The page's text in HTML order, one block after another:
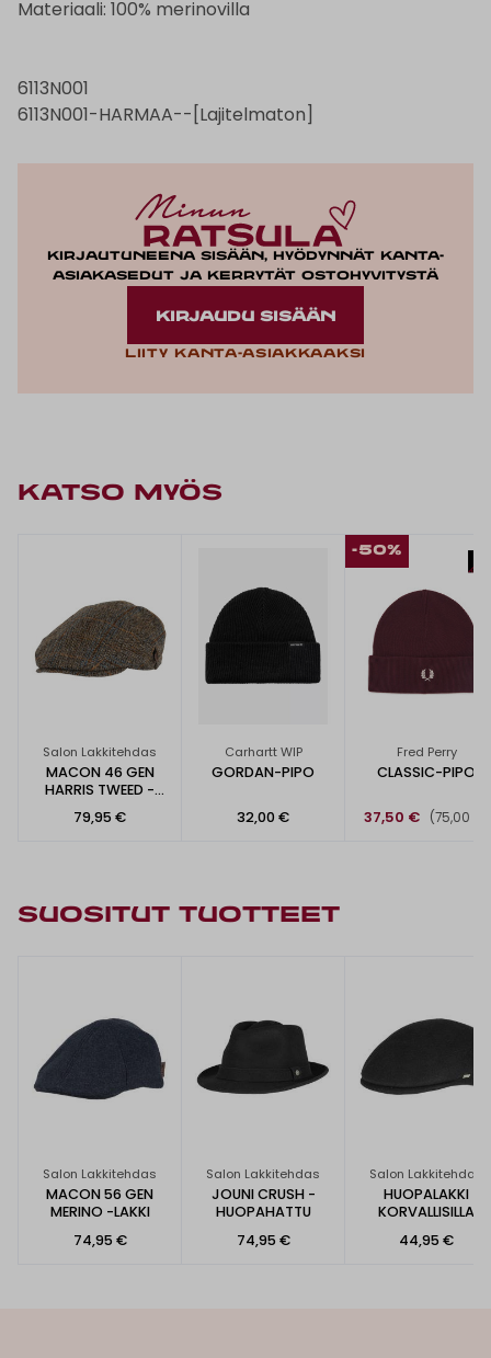
Materiaali: 100% merinovilla
6113N001
6113N001-HARMAA--[Lajitelmaton]
Kirjautuneena sisään, hyödynnät kanta-
asiakasedut ja kerrytät ostohyvitystä
KIRJAUDU SISÄÄN
Liity kanta-asiakkaaksi
KATSO MYÖS
Salon Lakkitehdas
MACON 46 GEN
HARRIS TWEED -
79,95 €
Carhartt WIP
GORDAN-PIPO
32,00 €
-50%
Fred Perry
CLASSIC-PIPO
37,50 € (75,00 €)
SUOSITUT TUOTTEET
Salon Lakkitehdas
MACON 56 GEN
MERINO -LAKKI
74,95 €
Salon Lakkitehdas
JOUNI CRUSH -
HUOPAHATTU
74,95 €
Salon Lakkitehdas
HUOPALAKKI
KORVALLISILLA
44,95 €